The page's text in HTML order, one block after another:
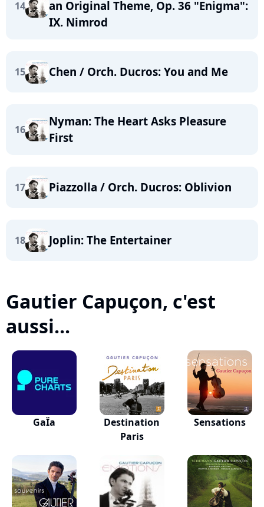
14
an Original Theme, Op. 36 "Enigma":
IX. Nimrod
15 Chen / Orch. Ducros: You and Me
16
Nyman: The Heart Asks Pleasure
First
17 Piazzolla / Orch. Ducros: Oblivion
18 Joplin: The Entertainer
Gautier Capuçon, c'est
aussi...
GaÏa
Destination
Paris
Sensations